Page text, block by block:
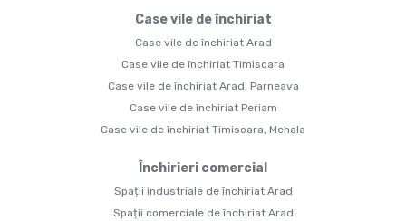
Case vile de închiriat
Case vile de închiriat Arad
Case vile de închiriat Timisoara
Case vile de închiriat Arad, Parneava
Case vile de închiriat Periam
Case vile de închiriat Timisoara, Mehala
Închirieri comercial
Spații industriale de închiriat Arad
Spații comerciale de închiriat Arad